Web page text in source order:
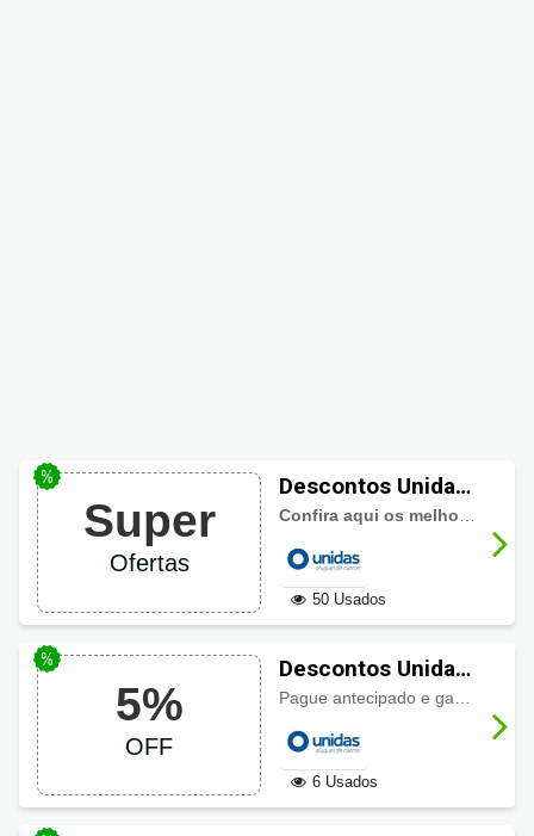
Super
Ofertas
Descontos Unidas,
aproveite agora
mesmo
50 Usados
5%
OFF
Descontos Unidas
com 5% OFF
6 Usados